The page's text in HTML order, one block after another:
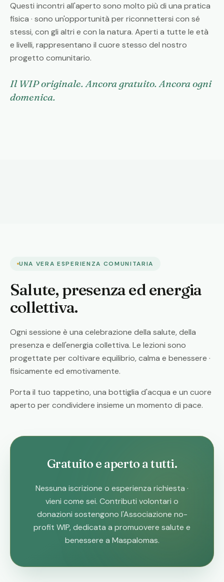
Questi incontri all'aperto sono molto più di una pratica
fisica · sono un'opportunità per riconnettersi con sé
stessi, con gli altri e con la natura. Aperti a tutte le età
e livelli, rappresentano il cuore stesso del nostro
progetto comunitario.
Il WIP originale. Ancora gratuito. Ancora ogni
domenica.
UNA VERA ESPERIENZA COMUNITARIA
Salute, presenza ed energia
collettiva.
Ogni sessione è una celebrazione della salute, della
presenza e dell'energia collettiva. Le lezioni sono
progettate per coltivare equilibrio, calma e benessere ·
fisicamente ed emotivamente.
Porta il tuo tappetino, una bottiglia d'acqua e un cuore
aperto per condividere insieme un momento di pace.
Gratuito e aperto a tutti.
Nessuna iscrizione o esperienza richiesta ·
vieni come sei. Contributi volontari o
donazioni sostengono l'Associazione no-
profit WIP, dedicata a promuovere salute e
benessere a Maspalomas.